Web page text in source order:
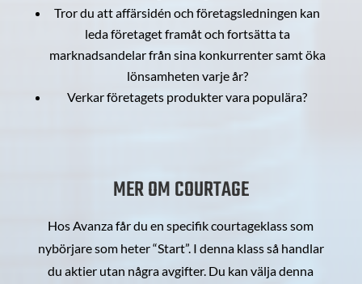
Tror du att affärsidén och företagsledningen kan
leda företaget framåt och fortsätta ta
marknadsandelar från sina konkurrenter samt öka
lönsamheten varje år?
Verkar företagets produkter vara populära?
MER OM COURTAGE
Hos Avanza får du en specifik courtageklass som
nybörjare som heter “Start”. I denna klass så handlar
du aktier utan några avgifter. Du kan välja denna